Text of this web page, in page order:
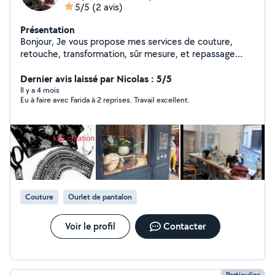
5/5 (2 avis)
Présentation
Bonjour, Je vous propose mes services de couture,
retouche, transformation, sûr mesure, et repassage
précision et je m'adapte à vos besoins : ourlets,
ajustement, réparation, reprise de taille, etc .... Travaille
rapide et soigné, possibilité d'intervention urgente.
me contacter pour vos vêtements à vous aider !
Dernier avis laissé par Nicolas : 5/5
Il y a 4 mois
Eu à faire avec Farida à 2 reprises. Travail excellent.
Couture Ourlet de pantalon
Voir le profil Contacter